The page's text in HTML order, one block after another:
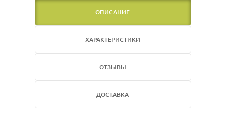
ОПИСАНИЕ
ХАРАКТЕРИСТИКИ
ОТЗЫВЫ
ДОСТАВКА